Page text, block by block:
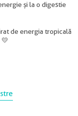
și la o digestie
de energia tropicală
💛